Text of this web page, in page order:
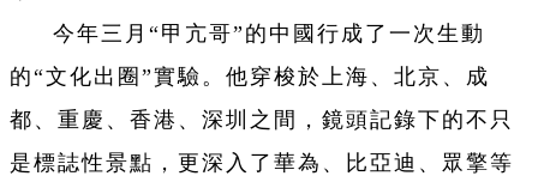
今年三月“甲亢哥”的中國行成了一次生動
的“文化出圈”實驗。他穿梭於上海、北京、成
都、重慶、香港、深圳之間，鏡頭記錄下的不只
是標誌性景點，更深入了華為、比亞迪、眾擎等